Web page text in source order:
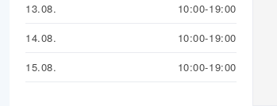
13.08.
10:00-19:00
14.08.
10:00-19:00
15.08.
10:00-19:00